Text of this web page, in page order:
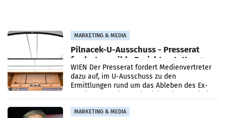
MARKETING & MEDIA
Pilnacek-U-Ausschuss - Presserat
fordert sensible Berichterstattung
WIEN Der Presserat fordert Medienvertreter
dazu auf, im U-Ausschuss zu den
Ermittlungen rund um das Ableben des Ex-
MARKETING & MEDIA